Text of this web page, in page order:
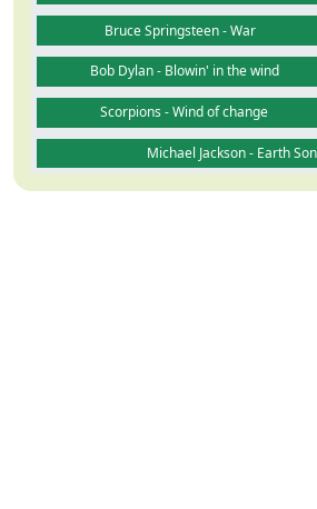
Bruce Springsteen - War
Bob Dylan - Blowin' in the wind
Scorpions - Wind of change
Michael Jackson - Earth